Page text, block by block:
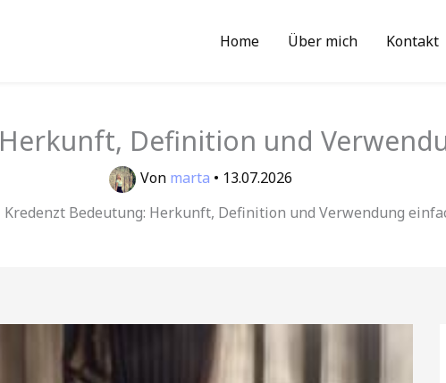
Home Über mich Kontakt
Definition und
Von marta • 13.07.2026
Kredenzt Bedeutung: Herkunft, Definition und Verwendung